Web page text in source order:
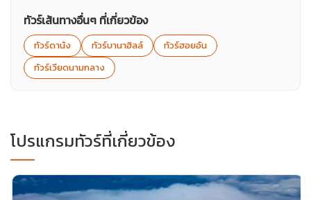
ทัวร์เส้นทางอื่นๆ ที่เกี่ยวข้อง
ทัวร์ดานัง ทัวร์บานาฮิลล์
ทัวร์ฮอยอัน
ทัวร์เวียดนามกลาง
โปรแกรมทัวร์ที่เกี่ยวข้อง